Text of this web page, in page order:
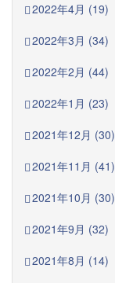
2022年4月 (19)
2022年3月 (34)
2022年2月 (44)
2022年1月 (23)
2021年12月 (30)
2021年11月 (41)
2021年10月 (30)
2021年9月 (32)
2021年8月 (14)